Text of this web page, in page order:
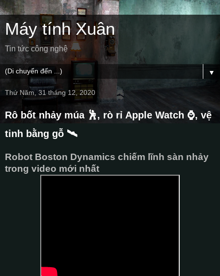
Máy tính Xuân
Tin tức công nghệ
▼
Thứ Năm, 31 tháng 12, 2020
Rô bốt nhảy múa 🕺, rò rỉ Apple Watch ⌚, vệ
tinh bằng gỗ 🛰️
Robot Boston Dynamics chiếm lĩnh sàn nhảy
trong video mới nhất